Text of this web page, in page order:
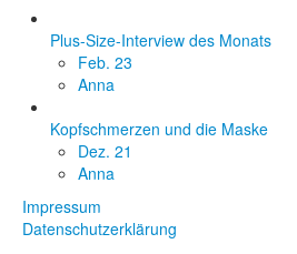
Plus-Size-Interview des Monats
Feb. 23
Anna
Kopfschmerzen und die Maske
Dez. 21
Anna
Impressum
Datenschutzerklärung